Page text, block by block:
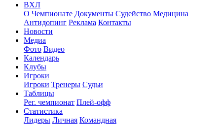
ВХЛ
О Чемпионате Документы Судейство Медицина
Антидопинг Реклама Контакты
Новости
Медиа
Фото Видео
Календарь
Клубы
Игроки
Игроки Тренеры Судьи
Таблицы
Рег. чемпионат Плей-офф
Статистика
Лидеры Личная Командная